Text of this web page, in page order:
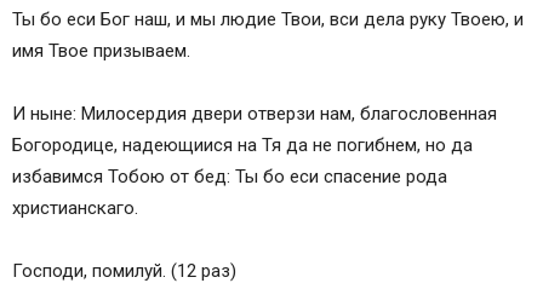
Ты бо еси Бог наш, и мы людие Твои, вси дела руку Твоею, и
имя Твое призываем.
И ныне: Милосердия двери отверзи нам, благословенная
Богородице, надеющиися на Тя да не погибнем, но да
избавимся Тобою от бед: Ты бо еси спасение рода
христианскаго.
Господи, помилуй. (12 раз)